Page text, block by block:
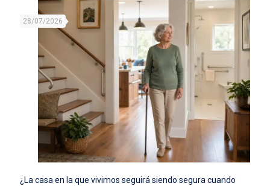
28/07/2026
¿La casa en la que vivimos seguirá siendo segura cuando